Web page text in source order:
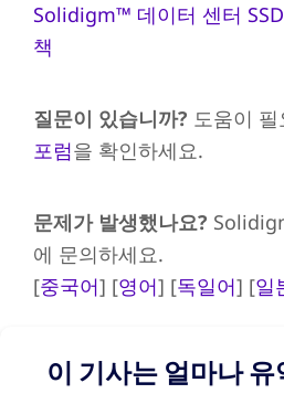
Solidigm™ 데이터 센터
책
질문이 있습니까? 도움이
포럼을 확인하세요.
문제가 발생했나요?
에 문의하세요.
[중국어] [영어] [독일어] [일
이 기사는 얼마나